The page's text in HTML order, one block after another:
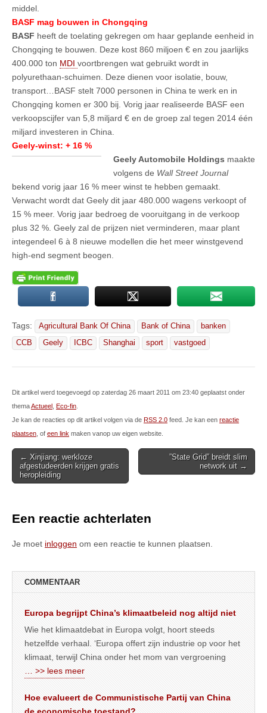
middel.
BASF mag bouwen in Chongqing
BASF heeft de toelating gekregen om haar geplande eenheid in
Chongqing te bouwen. Deze kost 860 miljoen € en zou jaarlijks
400.000 ton MDI voortbrengen wat gebruikt wordt in
polyurethaan-schuimen. Deze dienen voor isolatie, bouw,
transport…BASF stelt 7000 personen in China te werk en in
Chongqing komen er 300 bij. Vorig jaar realiseerde BASF een
verkoopscijfer van 5,8 miljard € en de groep zal tegen 2014 één
miljard investeren in China.
Geely-winst: + 16 %
Geely Automobile Holdings maakte
volgens de Wall Street Journal
bekend vorig jaar 16 % meer winst te hebben gemaakt.
Verwacht wordt dat Geely dit jaar 480.000 wagens verkoopt of
15 % meer. Vorig jaar bedroeg de vooruitgang in de verkoop
plus 32 %. Geely zal de prijzen niet verminderen, maar plant
integendeel 6 à 8 nieuwe modellen die het meer winstgevend
high-end segment beogen.
Tags: Agricultural Bank Of China Bank of China
banken
CCB
Geely ICBC Shanghai sport vastgoed
Dit artikel werd toegevoegd op zaterdag 26 maart 2011 om 23:40 geplaatst onder
themaActueel Eco-fin
Je kan de reacties op dit artikel volgen via de RSS 2.0 feed. Je kan een reactie
plaatsen , of een link maken vanop uw eigen website.
Post
navigation
← Xinjiang: werkloze
afgestudeerden krijgen gratis
heropleiding
”State Grid” breidt slim
network uit →
Een reactie achterlaten
Je moet inloggen om een reactie te kunnen plaatsen.
COMMENTAAR
Europa begrijpt China’s klimaatbeleid nog altijd niet
Wie het klimaatdebat in Europa volgt, hoort steeds
hetzelfde verhaal. ‘Europa offert zijn industrie op voor het
klimaat, terwijl China onder het mom van vergroening
… >> lees meer
Hoe evalueert de Communistische Partij van China